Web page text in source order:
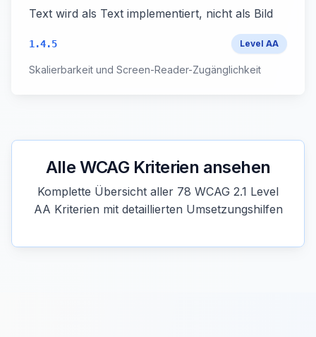
Text wird als Text implementiert, nicht als Bild
1.4.5 Level AA
Skalierbarkeit und Screen-Reader-Zugänglichkeit
Alle WCAG Kriterien ansehen
Komplette Übersicht aller 78 WCAG 2.1 Level
AA Kriterien mit detaillierten Umsetzungshilfen